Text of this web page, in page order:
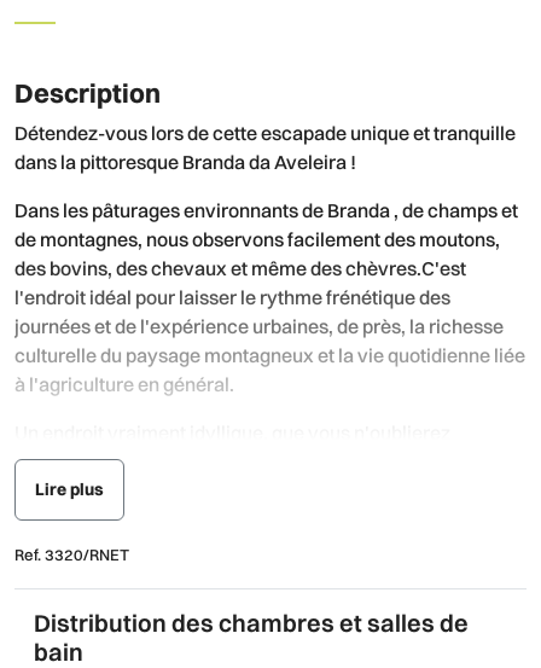
Description
Détendez-vous lors de cette escapade unique et tranquille
dans la pittoresque Branda da Aveleira !
Dans les pâturages environnants de Branda , de champs et
de montagnes, nous observons facilement des moutons,
des bovins, des chevaux et même des chèvres.C'est
l'endroit idéal pour laisser le rythme frénétique des
journées et de l'expérience urbaines, de près, la richesse
culturelle du paysage montagneux et la vie quotidienne liée
à l'agriculture en général.
certainement pas !
Lire plus
Ref. 3320/RNET
Distribution des chambres et salles de
bain